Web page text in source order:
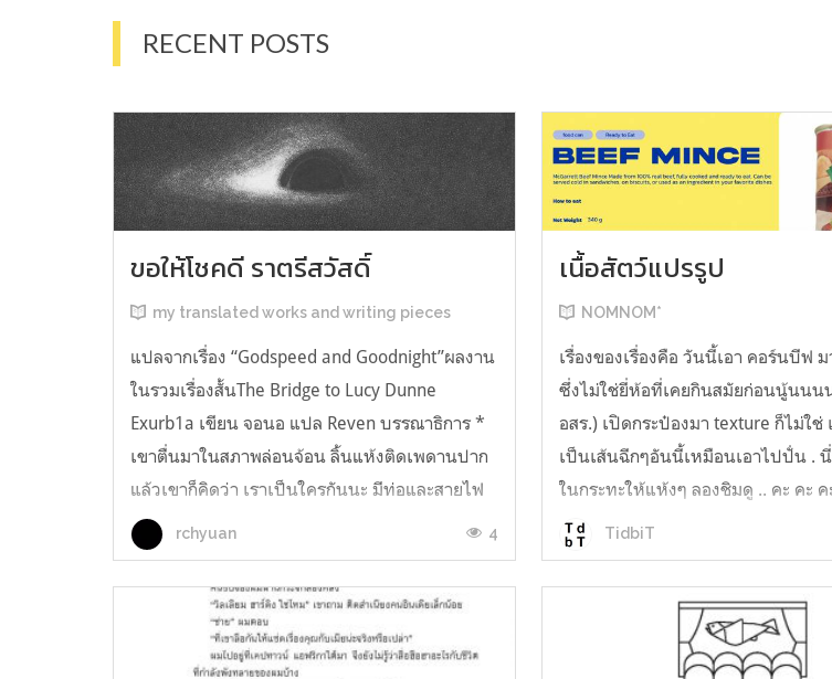
RECENT POSTS
ขอให้โชคดี ราตรีสวัสดิ์
my translated works and writing pieces
แปลจากเรื่อง “Godspeed and Goodnight”ผลงาน
ในรวมเรื่องสั้นThe Bridge to Lucy Dunne
Exurb1a เขียน จอนอ แปล Reven บรรณาธิการ *
เขาตื่นมาในสภาพล่อนจ้อน ลิ้นแห้งติดเพดานปาก
แล้วเขาก็คิดว่า เราเป็นใครกันนะ มีท่อและสายไฟ
อยู่ในตัว เกิดความรู้สึกอยากฉี่ และแม้ตัวเขาจะ
เหยียดตรง ก็มีแต่ความมืดมิดอยู่เบื้องหน้...
rchyuan 4
เนื้อสัตว์แปรรูป
NOMNOM*
เรื่องของเรื่องคือ วันนี้เอา คอร์นบีฟ
ซึ่งไม่ใช่ยี่ห้อที่เคยกินสมัยก่อนนู้นนน
อสร.) เปิดกระป๋องมา texture ก็ไม่ใ
เป็นเส้นฉีกๆอันนี้เหมือนเอาไปปั่น .
ในกระทะให้แห้งๆ ลองชิมดู .. คะ คะ
O o" ... แบบใช้โควต้ากินโซเดียมทั้งสั
ต้องหาผักนึ่ง ...
TidbiT